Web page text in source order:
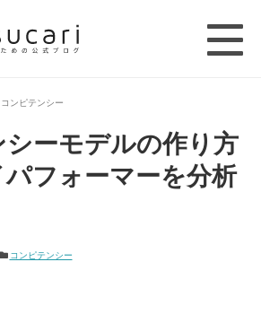
コンピテンシー
シーモデルの作り方
パフォーマーを分析
コンピテンシー